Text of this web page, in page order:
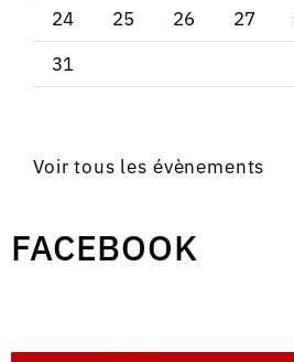
24
25 26 27
31
Voir tous les évènements
FACEBOOK